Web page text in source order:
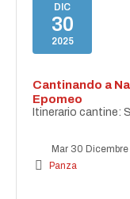
DIC
30
2025
Cantinando a
Epomeo
Itinerario cantine:
Mar 30
Panza